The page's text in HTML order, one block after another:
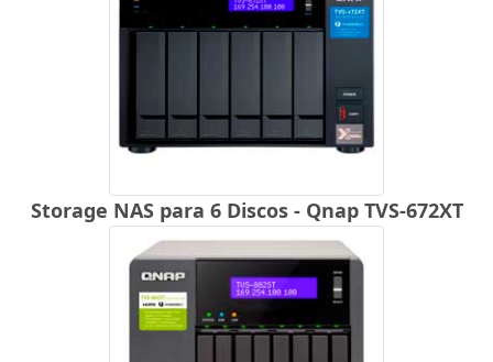
Storage NAS para 6 Discos - Qnap TVS-672XT